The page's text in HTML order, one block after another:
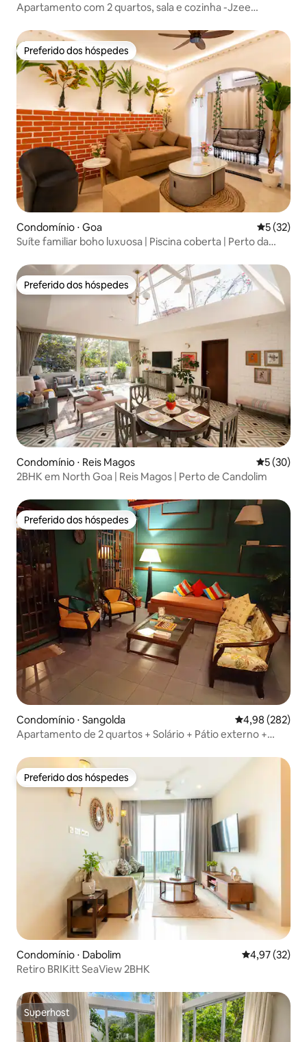
Apartamento com 2 quartos, sala e cozinha -Jzee
Preferido dos hóspedes
Preferido dos hóspedes
Condomínio ⋅ Goa 5 de uma
5 (32)
Suíte familiar boho luxuosa | Piscina coberta | Perto da
Preferido dos hóspedes
Preferido dos hóspedes
Condomínio ⋅ Reis Magos 5 de uma
5 (30)
2BHK em North Goa | Reis Magos | Perto de Candolim
Preferido dos hóspedes
Preferido dos hóspedes
Condomínio ⋅ Sangolda 4,98 de uma
4,98 (282)
Apartamento de 2 quartos + Solário + Pátio externo +
Preferido dos hóspedes
Preferido dos hóspedes
Condomínio ⋅ Dabolim 4,97 de uma
4,97 (32)
Retiro BRIKitt SeaView 2BHK
Superhost
Superhost